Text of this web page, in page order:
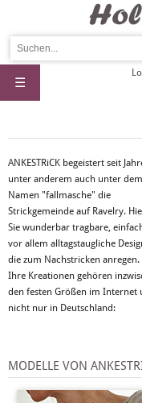
☰
ANKESTRiCK begeistert seit
unter anderem auch unter dem
Namen "fallmasche" die
Strickgemeinde auf Ravelry.
Sie wunderbar tragbare,
vor allem alltagstaugliche
die zum Nachstricken anregen.
Ihre Kreationen gehören
den festen Größen im Internet
nicht nur in Deutschland:
MODELLE VON